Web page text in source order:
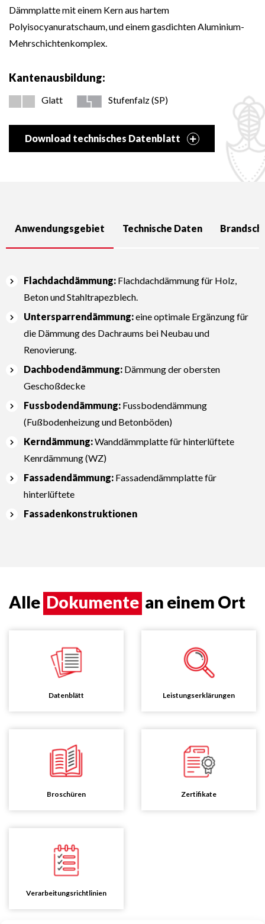
Dämmplatte mit einem Kern aus hartem
Polyisocyanuratschaum, und einem gasdichten Aluminium-
Mehrschichtenkomplex.
Kantenausbildung:
Glatt Stufenfalz (SP)
Download technisches Datenblatt
Flachdachdämmung: Flachdachdämmung für Holz,
Beton und Stahltrapezblech.
Untersparrendämmung:eine optimale Ergänzung für
die Dämmung des Dachraums bei Neubau und
Renovierung.
Dachbodendämmung: Dämmung der obersten
Geschoßdecke
Fussbodendämmung: Fussbodendämmung
(Fußbodenheizung und Betonböden)
Kerndämmung:Wanddämmplatte für hinterlüftete
Kenrdämmung (WZ)
Fassadendämmung: Fassadendämmplatte für
hinterlüftete
Fassadenkonstruktionen
Anwendungsgebiet Technische Daten
Alle Dokumente an einem Ort
Datenblätt Leistungserklärungen
Broschüren Zertifikate
Verarbeitungsrichtlinien